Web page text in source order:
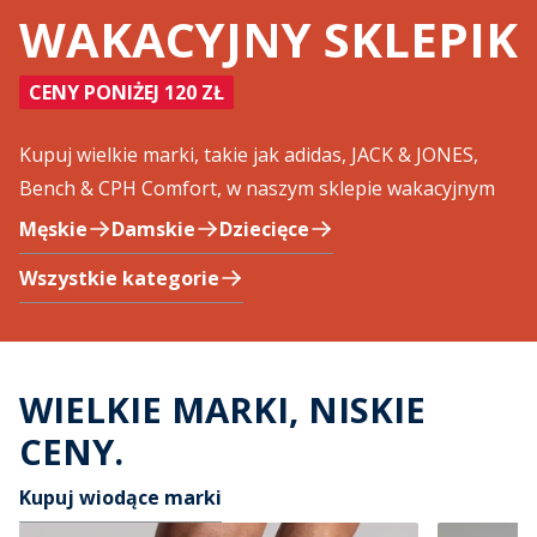
WAKACYJNY SKLEPIK
CENY PONIŻEJ 120 ZŁ
Kupuj wielkie marki, takie jak adidas, JACK & JONES,
Bench & CPH Comfort, w naszym sklepie wakacyjnym
Męskie
Damskie
Dziecięce
Wszystkie kategorie
WIELKIE MARKI, NISKIE
CENY.
Kupuj wiodące marki